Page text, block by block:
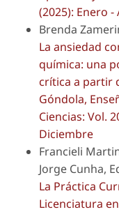
(2025): Enero -
Brenda
La ansiedad
química: una
crítica a partir
Góndola,
Ciencias: Vol.
Diciembre
Francieli
Jorge Cunha,
La Práctica
Licenciatura